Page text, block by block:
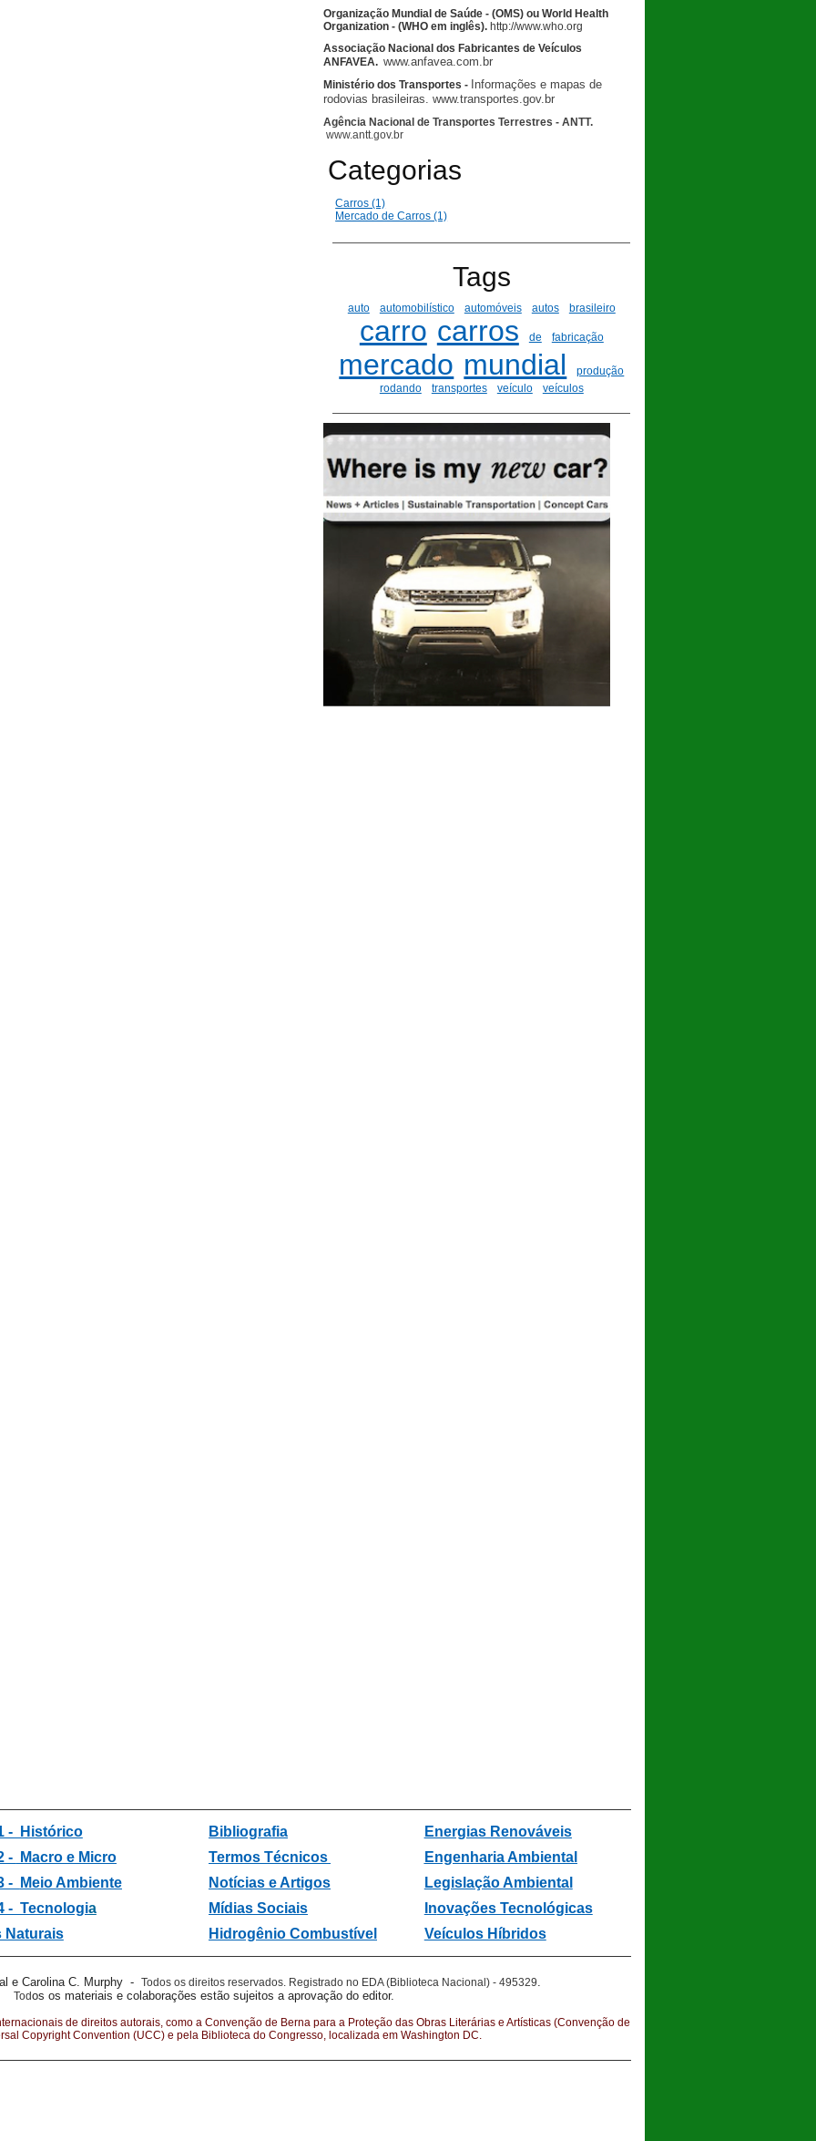
Organização Mundial de Saúde - (OMS) ouWorld Health
Organization - (WHO em inglês). http://www.who.org
Associação Nacional dos Fabricantes de Veículos
ANFAVEA. www.anfavea.com.br
Ministério dos Transportes - Informações e mapas de
rodovias brasileiras.www.transportes.gov.br
Agência Nacional de Transportes Terrestres - ANTT.
www.antt.gov.br
Categorias
Carros (1)
Mercado de Carros (1)
Tags
auto automobilístico automóveis autos brasileiro
carro carros de fabricação
mercado mundial
produção
rodando
transportes veículo veículos
- Histórico
-
Macro e Micro
-
Meio Ambiente
- Tecnologia
Naturais
Bibliografia
Termos Técnicos
Notícias e Artigos
Mídias Sociais
Hidrogênio Combustível
Energias Renováveis
Engenharia Ambiental
Legislação Ambiental
Inovações Tecnológicas
Veículos Híbridos
e Carolina C. Murphy - Todos os direitos reservados. Registrado no EDA (Biblioteca Nacional) - 495329
Todos os materiais e colaborações estão sujeitos a aprovação do editor.
de direitos autorais, como a Convenção de Berna para a Proteção das Obras Literárias e Artísticas (Convenção de
Copyright Convention (UCC) e pela Biblioteca do Congresso, localizada em Washington DC.